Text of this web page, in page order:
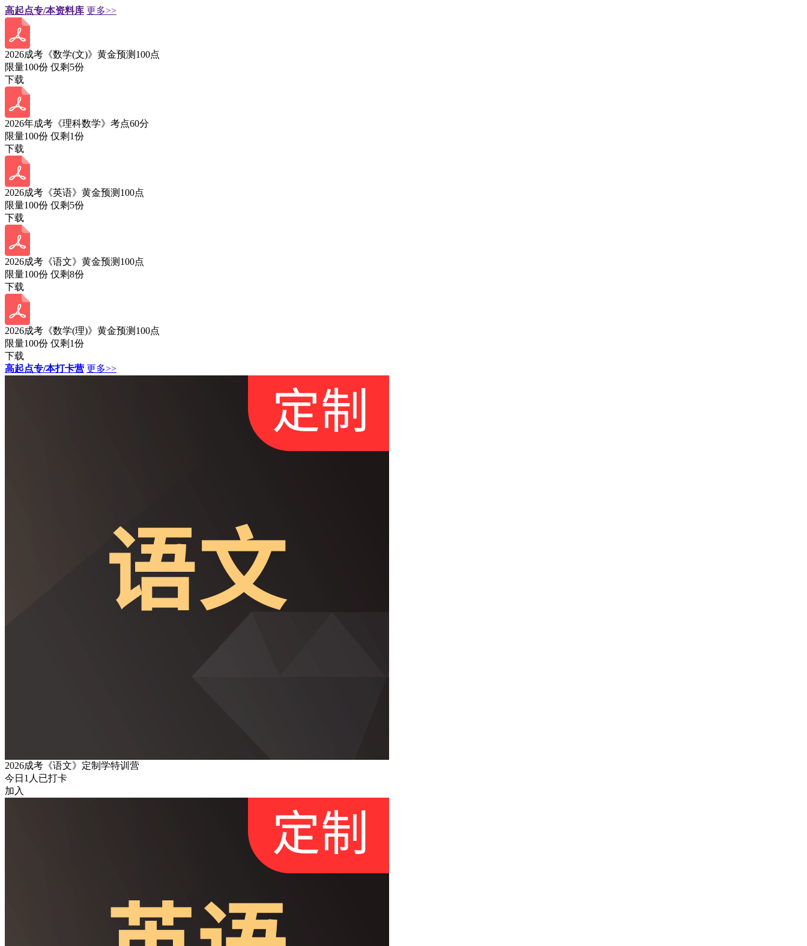
高起点专/本资料库 更多>>
2026成考《数学(文)》黄金预测100点
限量100份 仅剩 5份
下载
2026年成考《理科数学》考点60分
限量100份 仅剩 1份
下载
2026成考《英语》黄金预测100点
限量100份 仅剩 5份
下载
2026成考《语文》黄金预测100点
限量100份 仅剩8份
下载
2026成考《数学(理)》黄金预测100点
限量100份 仅剩 1份
下载
高起点专/本打卡营 更多>>
2026成考《语文》定制学特训营
今日 1 人已打卡
加入